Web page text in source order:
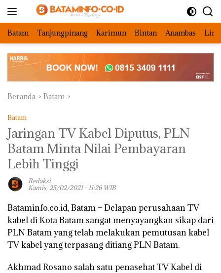
Batam Tanjungpinang Karimun Bintan Anambas
Beranda Batam
Batam
Jaringan TV Kabel Diputus, PLN
Batam Minta Nilai Pembayaran
Lebih Tinggi
Redaksi
Kamis, 25/02/2021 - 11:26 WIB
Bataminfo.co.id, Batam – Delapan perusahaan TV
kabel di Kota Batam sangat menyayangkan sikap dari
PLN Batam yang telah melakukan pemutusan kabel
TV kabel yang terpasang ditiang PLN Batam.
Akhmad Rosano salah satu penasehat TV Kabel di